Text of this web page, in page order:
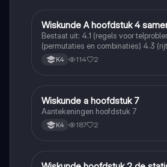
Wiskunde A
Wiskunde A hoofdstuk 4
Bestaat uit: 4.1 (regels voor
(permutaties en combinaties) 4.3
K4 114 2
Wiskunde A
Wiskunde a hoofdstuk 7
Aantekeningen hoofdstuk 7
K4 187 2